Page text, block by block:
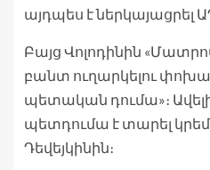
այդպես է ներկայացրել
Բայց Վոլոդինին
բանտ ուղարկելու
պետական դումա»։
պետդումա է տարել
Դեվեյկինին։